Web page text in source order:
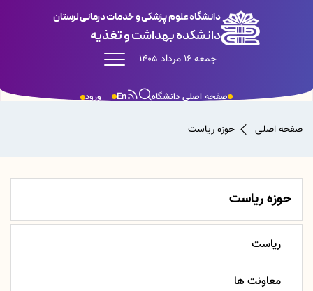
دانشگاه علوم پزشکی و خدمات درمانی لرستان
دانشکده بهداشت و تغذیه
جمعه 16 مرداد 1405
ورود En صفحه اصلی دانشگاه
صفحه اصلی حوزه ریاست
حوزه ریاست
ریاست
معاونت ها